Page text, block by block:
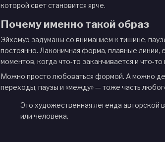
которой свет становится ярче.
Почему именно такой образ
Эйхемуэ задуманы со вниманием к тишине,
постоянно. Лаконичная форма, плавные
моментов, когда что-то заканчивается и что-то
Можно просто любоваться формой. А можно
переходы, паузы и «между» — тоже часть
Это художественная легенда авторской
или человека.